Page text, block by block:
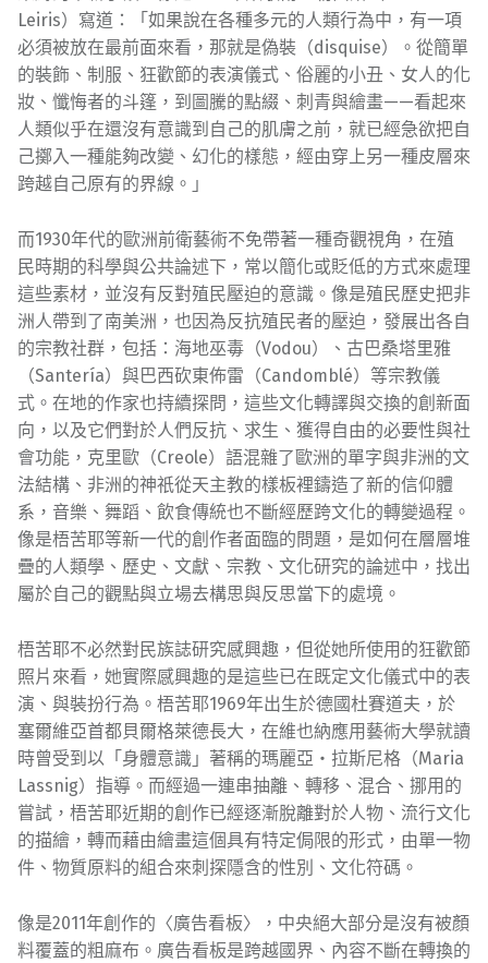
Leiris）寫道：「如果說在各種多元的人類行為中，有一項
必須被放在最前面來看，那就是偽裝（disquise）。從簡單
的裝飾、制服、狂歡節的表演儀式、俗麗的小丑、女人的化
妝、懺悔者的斗篷，到圖騰的點綴、刺青與繪畫——看起來
人類似乎在還沒有意識到自己的肌膚之前，就已經急欲把自
己擲入一種能夠改變、幻化的樣態，經由穿上另一種皮層來
跨越自己原有的界線。」
而1930年代的歐洲前衛藝術不免帶著一種奇觀視角，在殖
民時期的科學與公共論述下，常以簡化或貶低的方式來處理
這些素材，並沒有反對殖民壓迫的意識。像是殖民歷史把非
洲人帶到了南美洲，也因為反抗殖民者的壓迫，發展出各自
的宗教社群，包括：海地巫毒（Vodou）、古巴桑塔里雅
（Santería）與巴西砍東佈雷（Candomblé）等宗教儀
式。在地的作家也持續探問，這些文化轉譯與交換的創新面
向，以及它們對於人們反抗、求生、獲得自由的必要性與社
會功能，克里歐（Creole）語混雜了歐洲的單字與非洲的文
法結構、非洲的神祇從天主教的樣板裡鑄造了新的信仰體
系，音樂、舞蹈、飲食傳統也不斷經歷跨文化的轉變過程。
像是梧苦耶等新一代的創作者面臨的問題，是如何在層層堆
疊的人類學、歷史、文獻、宗教、文化研究的論述中，找出
屬於自己的觀點與立場去構思與反思當下的處境。
梧苦耶不必然對民族誌研究感興趣，但從她所使用的狂歡節
照片來看，她實際感興趣的是這些已在既定文化儀式中的表
演、與裝扮行為。梧苦耶1969年出生於德國杜賽道夫，於
塞爾維亞首都貝爾格萊德長大，在維也納應用藝術大學就讀
時曾受到以「身體意識」著稱的瑪麗亞・拉斯尼格（Maria
Lassnig）指導。而經過一連串抽離、轉移、混合、挪用的
嘗試，梧苦耶近期的創作已經逐漸脫離對於人物、流行文化
的描繪，轉而藉由繪畫這個具有特定侷限的形式，由單一物
件、物質原料的組合來刺探隱含的性別、文化符碼。
像是2011年創作的〈廣告看板〉，中央絕大部分是沒有被顏
料覆蓋的粗麻布。廣告看板是跨越國界、內容不斷在轉換的